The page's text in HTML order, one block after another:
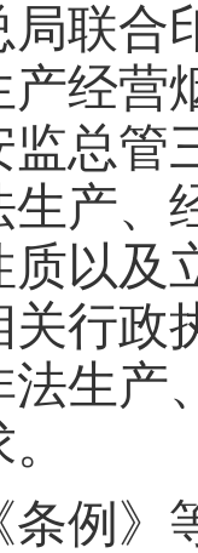
局联合
产经营
监总管
生产、
质以及
关行政
法生产
条例》